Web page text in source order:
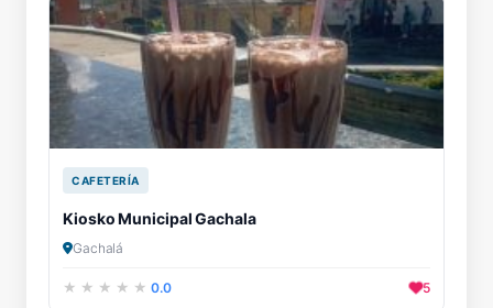
CAFETERÍA
Kiosko Municipal Gachala
Gachalá
0.0 5